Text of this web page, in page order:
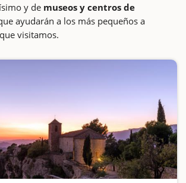
y de museos y centros de
ayudarán a los más pequeños a
visitamos.